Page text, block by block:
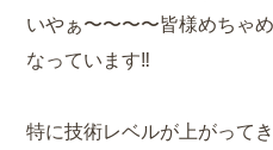
いやぁ〜〜〜〜皆様めちゃ
なっています‼️
特に技術レベルが上がって